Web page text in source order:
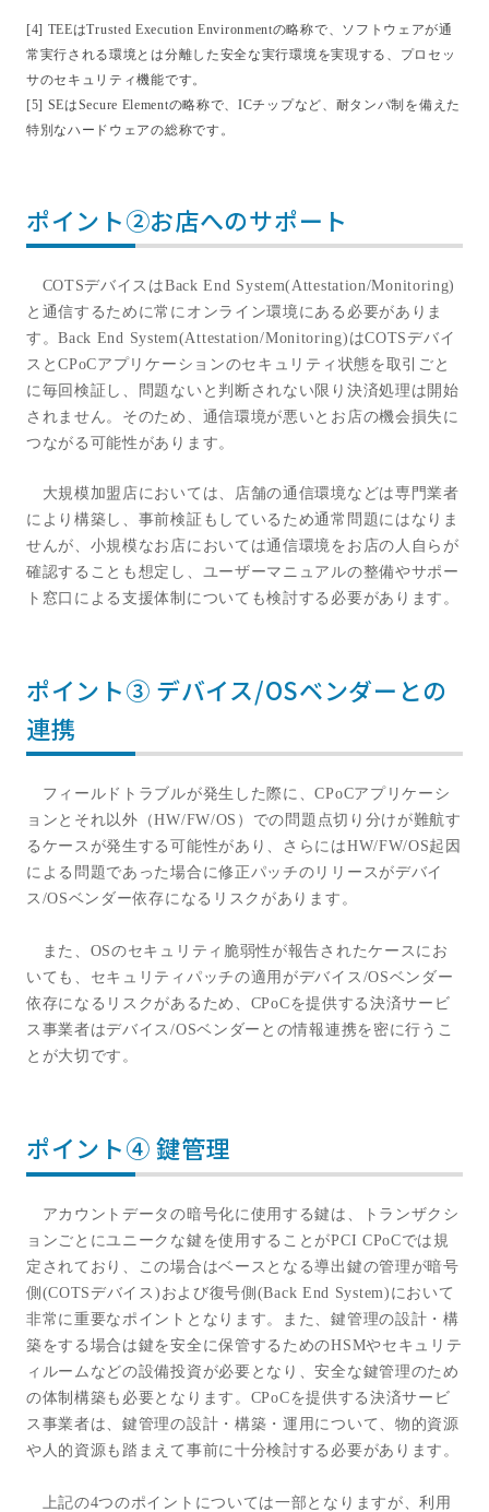
[4] TEEはTrusted Execution Environmentの略称で、ソフトウェアが通
常実行される環境とは分離した安全な実行環境を実現する、プロセッ
サのセキュリティ機能です。
[5] SEはSecure Elementの略称で、ICチップなど、耐タンパ制を備えた
特別なハードウェアの総称です。
ポイント②お店へのサポート
COTSデバイスはBack End System(Attestation/Monitoring)
と通信するために常にオンライン環境にある必要がありま
す。Back End System(Attestation/Monitoring) はCOTSデバイ
スとCPoCアプリケーションのセキュリティ状態を取引ごと
に毎回検証し、問題ないと判断されない限り決済処理は開始
されません。そのため、通信環境が悪いとお店の機会損失に
つながる可能性があります。
大規模加盟店においては、店舗の通信環境などは専門業者
により構築し、事前検証もしているため通常問題にはなりま
せんが、小規模なお店においては通信環境をお店の人自らが
確認することも想定し、ユーザーマニュアルの整備やサポー
ト窓口による支援体制についても検討する必要があります。
ポイント③ デバイス/OSベンダーとの
連携
フィールドトラブルが発生した際に、CPoCアプリケーシ
ョンとそれ以外（HW/FW/OS ）での問題点切り分けが難航す
るケースが発生する可能性があり、さらにはHW/FW/OS起因
による問題であった場合に修正パッチのリリースがデバイ
ス /OSベンダー依存になるリスクがあります。
また、 OSのセキュリティ脆弱性が報告されたケースにお
いても、セキュリティパッチの適用がデバイス /OSベンダー
依存になるリスクがあるため、 CPoCを提供する決済サービ
ス事業者はデバイス/OSベンダーとの情報連携を密に行うこ
とが大切です。
ポイント④ 鍵管理
アカウントデータの暗号化に使用する鍵は、トランザクシ
ョンごとにユニークな鍵を使用することがPCI CPoCでは規
定されており、この場合はベースとなる導出鍵の管理が暗号
側 (COTSデバイス ) および復号側 (Back End System) において
非常に重要なポイントとなります。また、鍵管理の設計・構
築をする場合は鍵を安全に保管するためのHSMやセキュリテ
ィルームなどの設備投資が必要となり、安全な鍵管理のため
の体制構築も必要となります。 CPoCを提供する決済サービ
ス事業者は、鍵管理の設計・構築・運用について、物的資源
や人的資源も踏まえて事前に十分検討する必要があります。
上記の4つのポイントについては一部となりますが、利用